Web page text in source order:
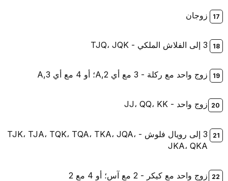
زوجان
زوج واحد مع ركلة - 3 مع أي A,2؛ أو 4 مع أي A,3
زوج واحد - JJ، QQ، KK
3 إلى رويال فلوش - TJK، TJA، TQK، TQA، TKA، JQA،
JKA، QKA
زوج واحد مع كيكر - 2 مع آس؛ أو 4 مع 2